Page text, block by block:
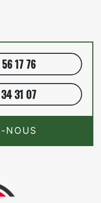
17 76
31 07
NOUS